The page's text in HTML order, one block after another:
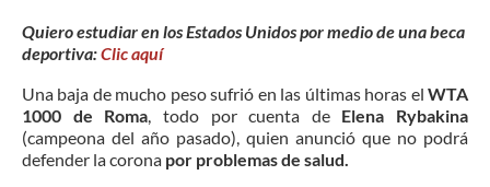
Quiero estudiar en los Estados Unidos por medio de una beca
deportiva:Clic aquí
Una baja de mucho peso sufrió en las últimas horas el WTA
1000 de Roma , todo por cuenta de Elena Rybakina
(campeona del año pasado), quien anunció que no podrá
defender la corona por problemas de salud.